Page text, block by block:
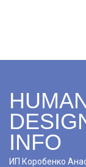
INFO
ИП Коробенко